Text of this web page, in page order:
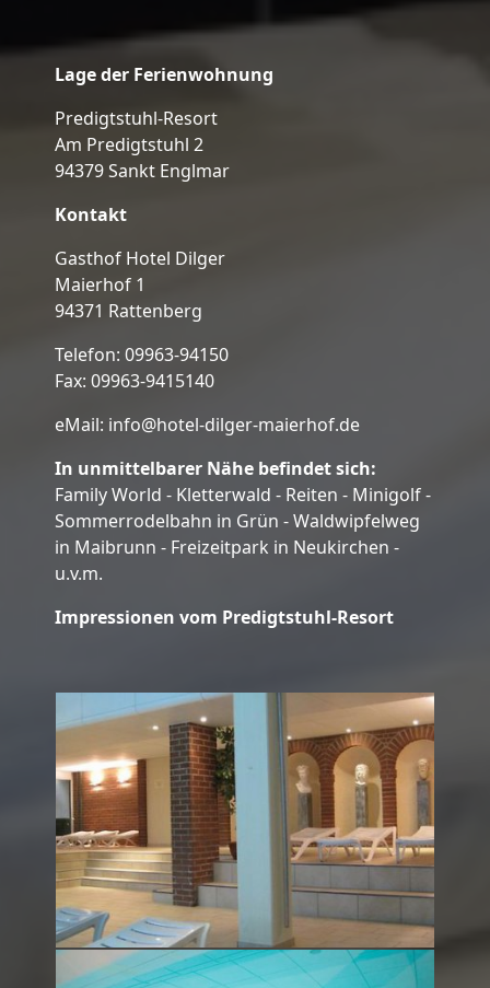
Lage der Ferienwohnung
Predigtstuhl-Resort
Am Predigtstuhl 2
94379 Sankt Englmar
Kontakt
Gasthof Hotel Dilger
Maierhof 1
94371 Rattenberg
Telefon: 09963-94150
Fax: 09963-9415140
eMail: info@hotel-dilger-maierhof.de
In unmittelbarer Nähe befindet sich:
Family World - Kletterwald - Reiten - Minigolf -
Sommerrodelbahn in Grün - Waldwipfelweg
in Maibrunn - Freizeitpark in Neukirchen -
u.v.m.
Impressionen vom Predigtstuhl-Resort